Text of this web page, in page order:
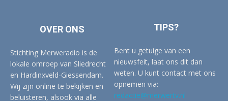
OVER ONS
Stichting Merweradio is de
lokale omroep van Sliedrecht
en Hardinxveld-Giessendam.
Wij zijn online te bekijken en
beluisteren, alsook via alle
TIPS?
Bent u getuige van een
nieuwsfeit, laat ons dit dan
weten. U kunt contact met ons
opnemen via:
redactie@merwertv.nl